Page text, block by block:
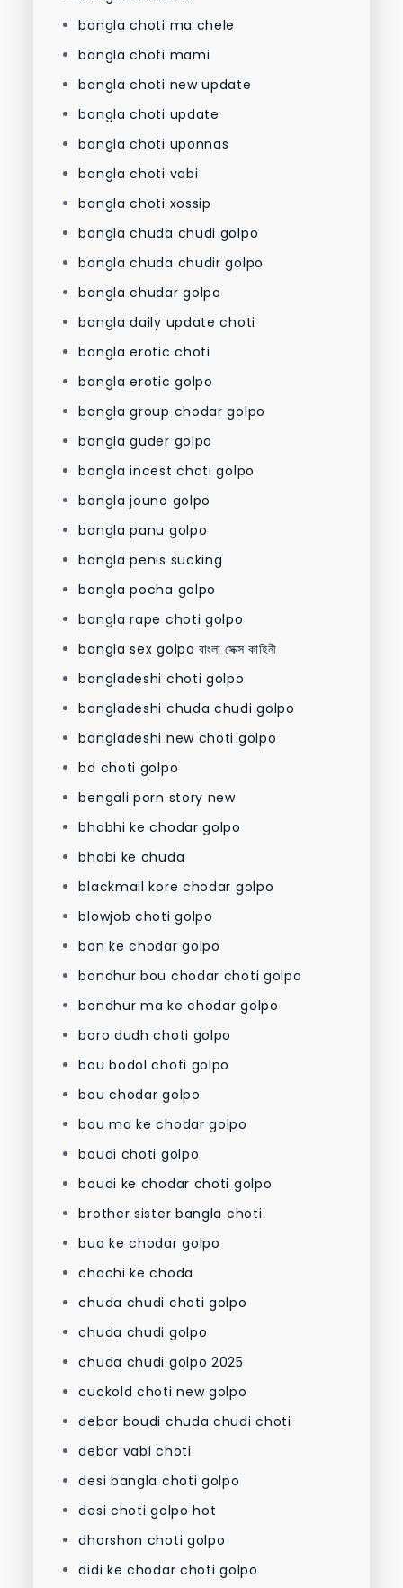
bangla choti ma chele
bangla choti mami
bangla choti new update
bangla choti update
bangla choti uponnas
bangla choti vabi
bangla choti xossip
bangla chuda chudi golpo
bangla chuda chudir golpo
bangla chudar golpo
bangla daily update choti
bangla erotic choti
bangla erotic golpo
bangla group chodar golpo
bangla guder golpo
bangla incest choti golpo
bangla jouno golpo
bangla panu golpo
bangla penis sucking
bangla pocha golpo
bangla rape choti golpo
bangla sex golpo বাংলা সেক্স কাহিনী
bangladeshi choti golpo
bangladeshi chuda chudi golpo
bangladeshi new choti golpo
bd choti golpo
bengali porn story new
bhabhi ke chodar golpo
bhabi ke chuda
blackmail kore chodar golpo
blowjob choti golpo
bon ke chodar golpo
bondhur bou chodar choti golpo
bondhur ma ke chodar golpo
boro dudh choti golpo
bou bodol choti golpo
bou chodar golpo
bou ma ke chodar golpo
boudi choti golpo
boudi ke chodar choti golpo
brother sister bangla choti
bua ke chodar golpo
chachi ke choda
chuda chudi choti golpo
chuda chudi golpo
chuda chudi golpo 2025
cuckold choti new golpo
debor boudi chuda chudi choti
debor vabi choti
desi bangla choti golpo
desi choti golpo hot
dhorshon choti golpo
didi ke chodar choti golpo